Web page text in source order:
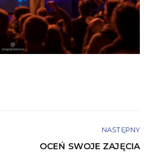
NASTĘPNY
OCEŃ SWOJE ZAJĘCIA